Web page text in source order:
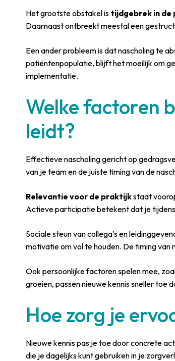
Het grootste obstakel is tijdgebrek in de
Daarnaast ontbreekt meestal een
Een ander probleem is dat nascholing te
patiëntenpopulatie, blijft het moeilijk om
implementatie.
Welke factoren
leidt?
Effectieve nascholing gericht op
van je team en de juiste timing van de
Relevantie voor de praktijkstaat
Actieve participatie betekent dat je
Sociale steun van collega’s en
motivatie om vol te houden. De timing
Ook persoonlijke factoren spelen mee,
groeien, passen nieuwe kennis sneller toe
Hoe zorg je
Nieuwe kennis pas je toe door concrete
die je dagelijks kunt gebruiken in je